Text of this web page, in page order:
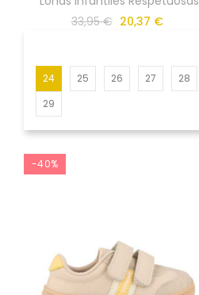
33,95 € 20,37 €
24 25 26 27
28
29
-40%